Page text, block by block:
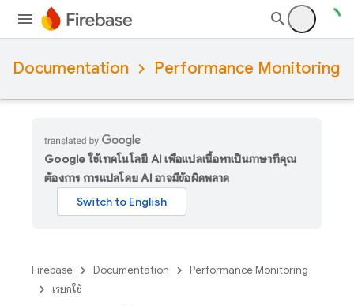
Documentation Performance Monitoring
Google ใช้เทคโนโลยี AI เพื่อแปลเนื้อหาเป็นภาษาที่คุณ
ต้องการ การแปลโดย AI อาจมีข้อผิดพลาด
Firebase Documentation
Performance Monitoring
เรียกใช้